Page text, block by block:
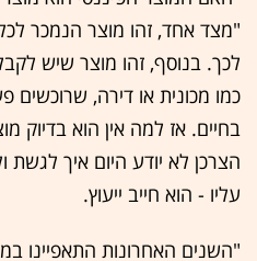
"מצד אחד, זהו מוצר הנמכר
לכך. בנוסף, זהו מוצר שיש
כמו מכונית או דירה,
בחיים. אז למה אין הוא בדיוק
הצרכן לא יודע היום איך
עליו - הוא חייב ייעוץ.
"השנים האחרונות התאפיינו